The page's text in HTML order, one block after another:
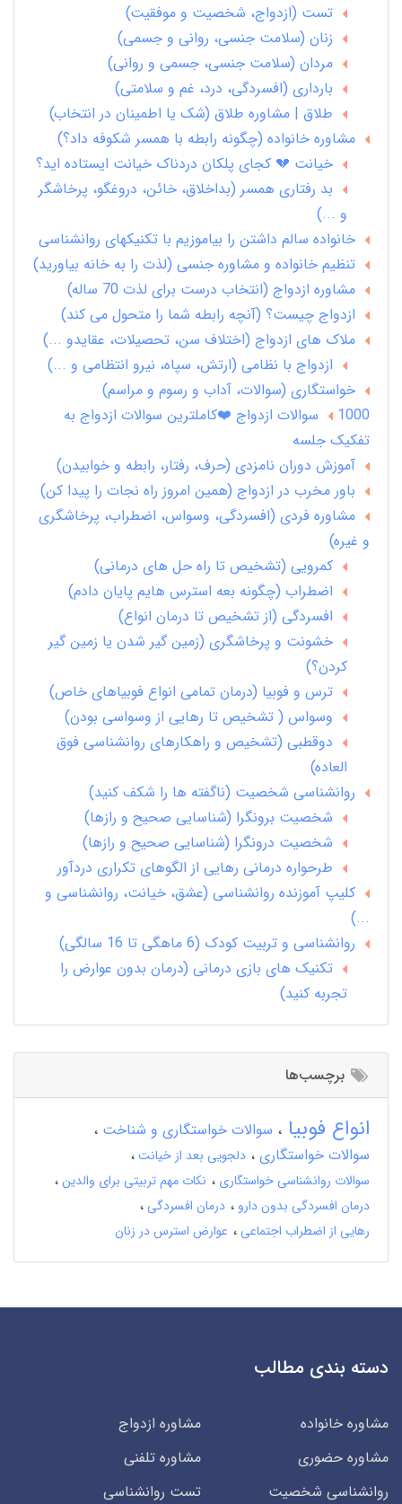
تست (ازدواج، شخصیت و موفقیت)
زنان (سلامت جنسی، روانی و جسمی)
مردان (سلامت جنسی، جسمی و روانی)
بارداری (افسردگی، درد، غم و سلامتی)
طلاق | مشاوره طلاق (شک یا اطمینان در انتخاب)
مشاوره خانواده (چگونه رابطه با همسر شکوفه داد؟)
خیانت 💔 کجای پلکان دردناک خیانت ایستاده اید؟
بد رفتاری همسر (بداخلاق، خائن، دروغگو، پرخاشگر
و ...)
خانواده سالم داشتن را بیاموزیم با تکنیکهای روانشناسی
تنظیم خانواده و مشاوره جنسی (لذت را به خانه بیاورید)
مشاوره ازدواج (انتخاب درست برای لذت 70 ساله)
ازدواج چیست؟ (آنچه رابطه شما را متحول می کند)
ملاک های ازدواج (اختلاف سن، تحصیلات، عقایدو ...)
ازدواج با نظامی (ارتش، سپاه، نیرو انتظامی و ...)
خواستگاری (سوالات، آداب و رسوم و مراسم)
1000 سوالات ازدواج ❤️کاملترین سوالات ازدواج به
تفکیک جلسه
آموزش دوران نامزدی (حرف، رفتار، رابطه و خوابیدن)
باور مخرب در ازدواج (همین امروز راه نجات را پیدا کن)
مشاوره فردی (افسردگی، وسواس، اضطراب، پرخاشگری
و غیره)
کمرویی (تشخیص تا راه حل های درمانی)
اضطراب (چگونه بعه استرس هایم پایان دادم)
افسردگی (از تشخیص تا درمان انواع)
خشونت و پرخاشگری (زمین گیر شدن یا زمین گیر
کردن؟)
ترس و فوبیا (درمان تمامی انواع فوبیاهای خاص)
وسواس ( تشخیص تا رهایی از وسواسی بودن)
دوقطبی (تشخیص و راهکارهای روانشناسی فوق
العاده)
روانشناسی شخصیت (ناگفته ها را شکف کنید)
شخصیت برونگرا (شناسایی صحیح و رازها)
شخصیت درونگرا (شناسایی صحیح و رازها)
طرحواره درمانی رهایی از الگوهای تکراری دردآور
کلیپ آموزنده روانشناسی (عشق، خیانت، روانشناسی و
...)
روانشناسی و تربیت کودک (6 ماهگی تا 16 سالگی)
تکنیک های بازی درمانی (درمان بدون عوارض را
تجربه کنید)
برچسب‌ها
انواع فوبیا
سوالات خواستگاری و شناخت
سوالات خواستگاری
دلجویی بعد از خیانت
سوالات روانشناسی خواستگاری
نکات مهم تربیتی برای والدین
درمان افسردگی بدون دارو
درمان افسردگی
رهایی از اضطراب اجتماعی
عوارض استرس در زنان
دسته بندی مطالب
مشاوره خانواده
مشاوره ازدواج
مشاوره حضوری
مشاوره تلفنی
روانشناسی شخصیت
تست روانشناسی